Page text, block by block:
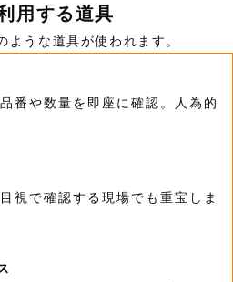
用する道具
うな道具が使われます。
番や数量を即座に確認。人為的
視で確認する現場でも重宝しま